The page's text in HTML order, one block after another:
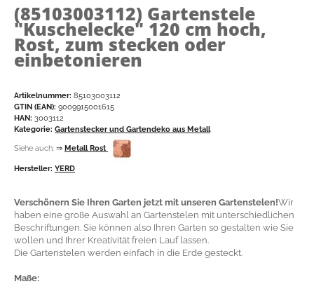
(85103003112) Gartenstele
"Kuschelecke" 120 cm hoch,
Rost, zum stecken oder
einbetonieren
Artikelnummer: 85103003112
GTIN (EAN): 9009915001615
HAN: 3003112
Kategorie: Gartenstecker und Gartendeko aus Metall
Siehe auch: ⇒ Metall Rost
Hersteller: YERD
Verschönern Sie Ihren Garten jetzt mit unseren Gartenstelen!Wir
haben eine große Auswahl an Gartenstelen mit unterschiedlichen
Beschriftungen. Sie können also Ihren Garten so gestalten wie Sie
wollen und Ihrer Kreativität freien Lauf lassen.
Die Gartenstelen werden einfach ín die Erde gesteckt.
Maße: